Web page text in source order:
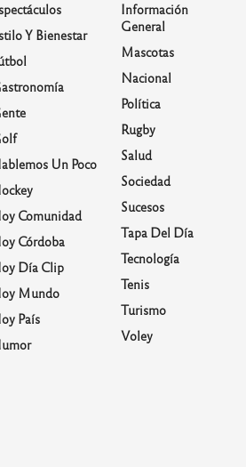
Y Bienestar
Un Poco
Comunidad
Córdoba
Día Clip
Mundo
País
Información
General
Mascotas
Nacional
Política
Rugby
Salud
Sociedad
Sucesos
Tapa Del Día
Tecnología
Tenis
Turismo
Voley